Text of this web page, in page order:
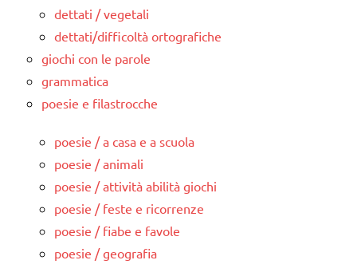
dettati / vegetali
dettati/difficoltà ortografiche
giochi con le parole
grammatica
poesie e filastrocche
poesie / a casa e a scuola
poesie / animali
poesie / attività abilità giochi
poesie / feste e ricorrenze
poesie / fiabe e favole
poesie / geografia